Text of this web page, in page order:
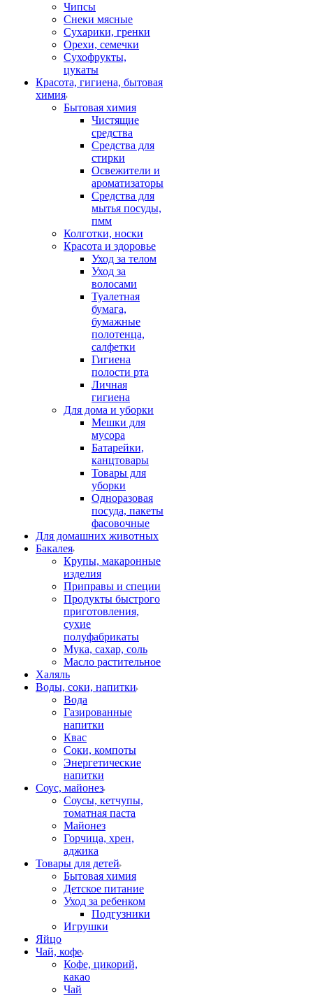
Чипсы
Снеки мясные
Сухарики, гренки
Орехи, семечки
Сухофрукты,
цукаты
Красота, гигиена, бытовая
химия
Бытовая химия
Чистящие
средства
Средства для
стирки
Освежители и
ароматизаторы
Средства для
мытья посуды,
пмм
Колготки, носки
Красота и здоровье
Уход за телом
Уход за
волосами
Туалетная
бумага,
бумажные
полотенца,
салфетки
Гигиена
полости рта
Личная
гигиена
Для дома и уборки
Мешки для
мусора
Батарейки,
канцтовары
Товары для
уборки
Одноразовая
посуда, пакеты
фасовочные
Для домашних животных
Бакалея
Крупы, макаронные
изделия
Приправы и специи
Продукты быстрого
приготовления,
сухие
полуфабрикаты
Мука, сахар, соль
Масло растительное
Халяль
Воды, соки, напитки
Вода
Газированные
напитки
Квас
Соки, компоты
Энергетические
напитки
Соус, майонез
Соусы, кетчупы,
томатная паста
Майонез
Горчица, хрен,
аджика
Товары для детей
Бытовая химия
Детское питание
Уход за ребенком
Подгузники
Игрушки
Яйцо
Чай, кофе
Кофе, цикорий,
какао
Чай